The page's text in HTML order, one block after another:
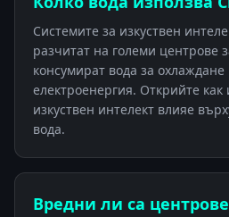
Системите за изкуствен
разчитат на големи центрове
консумират вода за
електроенергия. Открийте как
изкуствен интелект влияе
вода.
Вредни ли са